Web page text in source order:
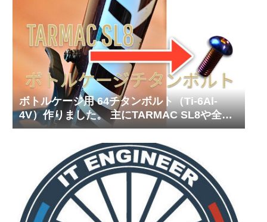
ボトルケージ用 64チタンボルト（Ti-6Al-
4V）作りました。 主にTARMAC SL8や全ロ
ードバイク用